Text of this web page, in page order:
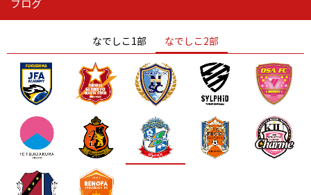
ニッパツ
ニッパツ 名古屋
石人の星
静岡 愛媛Ｌ
ブログ
なでしこ1部 なでしこ2部